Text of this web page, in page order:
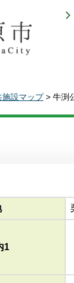
施設マップ> 牛渕
1